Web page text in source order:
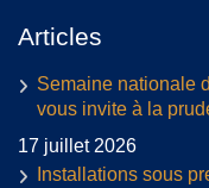
Articles
Semaine nationale
vous invite à la
17 juillet 2026
Installations sous